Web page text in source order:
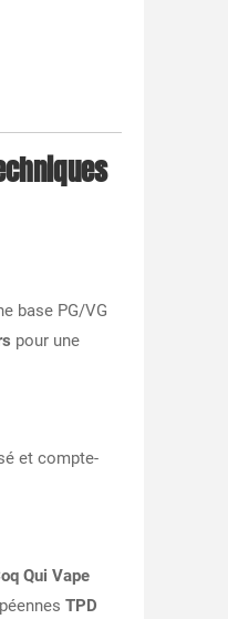
base PG/VG
pour une
et compte-
Qui Vape
TPD